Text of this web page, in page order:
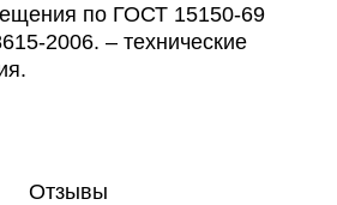
по ГОСТ 15150-69
2006. – технические
Отзывы